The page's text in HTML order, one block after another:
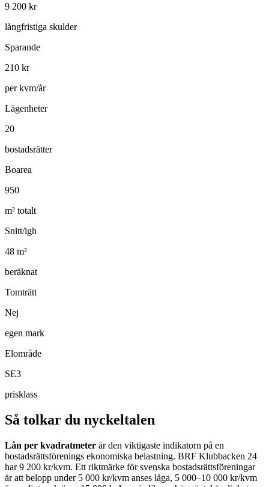
9 200 kr
långfristiga skulder
Sparande
210 kr
per kvm/år
Lägenheter
20
bostadsrätter
Boarea
950
m² totalt
Snitt/lgh
48 m²
beräknat
Tomträtt
Nej
egen mark
Elområde
SE3
prisklass
Så tolkar du nyckeltalen
Lån per kvadratmeter är den viktigaste indikatorn på en
bostadsrättsförenings ekonomiska belastning. BRF Klubbacken 24
har 9 200 kr/kvm. Ett riktmärke för svenska bostadsrättsföreningar
är att belopp under 5 000 kr/kvm anses låga, 5 000–10 000 kr/kvm